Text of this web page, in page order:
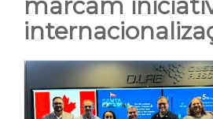
marcam
View
Larger
Image